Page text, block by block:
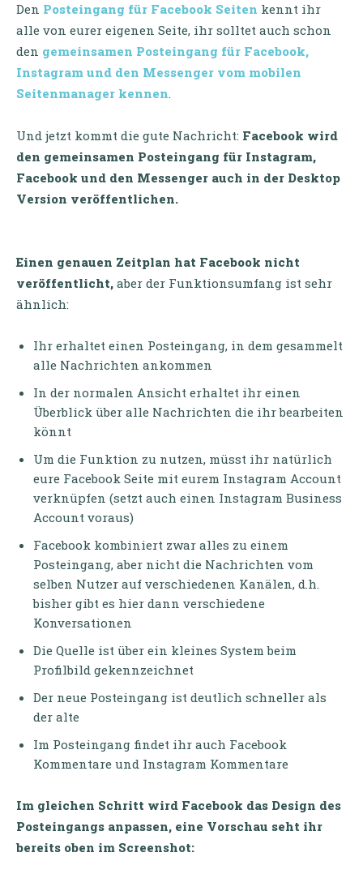
Den Posteingang für Facebook Seiten kennt ihr
alle von eurer eigenen Seite, ihr solltet auch schon
den gemeinsamen Posteingang für Facebook,
Instagram und den Messenger vom mobilen
Seitenmanager kennen.
Und jetzt kommt die gute Nachricht: Facebook wird
den gemeinsamen Posteingang für Instagram,
Facebook und den Messenger auch in der Desktop
Version veröffentlichen.
Einen genauen Zeitplan hat Facebook nicht
veröffentlicht, aber der Funktionsumfang ist sehr
ähnlich:
Ihr erhaltet einen Posteingang, in dem gesammelt
alle Nachrichten ankommen
In der normalen Ansicht erhaltet ihr einen
Überblick über alle Nachrichten die ihr bearbeiten
könnt
Um die Funktion zu nutzen, müsst ihr natürlich
eure Facebook Seite mit eurem Instagram Account
verknüpfen (setzt auch einen Instagram Business
Account voraus)
Facebook kombiniert zwar alles zu einem
Posteingang, aber nicht die Nachrichten vom
selben Nutzer auf verschiedenen Kanälen, d.h.
bisher gibt es hier dann verschiedene
Konversationen
Die Quelle ist über ein kleines System beim
Profilbild gekennzeichnet
Der neue Posteingang ist deutlich schneller als
der alte
Im Posteingang findet ihr auch Facebook
Kommentare und Instagram Kommentare
Im gleichen Schritt wird Facebook das Design des
Posteingangs anpassen, eine Vorschau seht ihr
bereits oben im Screenshot: